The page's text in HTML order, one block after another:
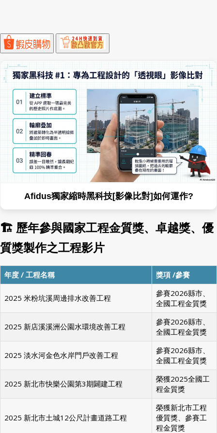
Afidus獨家縮時黑科技[無線免爬梯]Wi-Fi喚醒如何
運作?
🏗 歷年參與國家工程金質獎、卓越獎、優
質獎製作之工程影片
年度 / 工程名稱 獎項 /參賽
參賽2026縣市、
全國工程金質獎
參賽2026縣市、
全國工程金質獎
參賽2026縣市、
全國工程金質獎
榮獲2025全國工
程金質獎
榮獲新北市工程
優質獎、參賽工